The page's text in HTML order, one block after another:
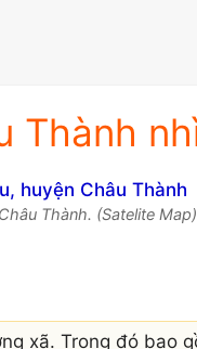
Thành
Thành. (Satelite Map)
xã. Trong đó bao